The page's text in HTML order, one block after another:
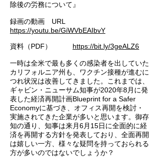
除後の労務について』
録画の動画 URL
https://youtu.be/GiWVbEAIbvY
資料（PDF） https://bit.ly/3geALZ6
一時は全米で最も多くの感染者を出していた
カリフォルニア州も、ワクチン接種が進むに
つれ状況は改善してきました。これまでは、
ギャビン・ニューサム知事が2020年8月に発
表した経済再開計画Blueprint for a Safer
Economyに基づき、オフィス再開を検討・
実施されてきた企業が多いと思います。御存
知の通り、知事は来月6月15日に全面的に経
済を再開する方針を発表しており、全面再開
は嬉しい一方、様々な疑問を持っておられる
方が多いのではないでしょうか？